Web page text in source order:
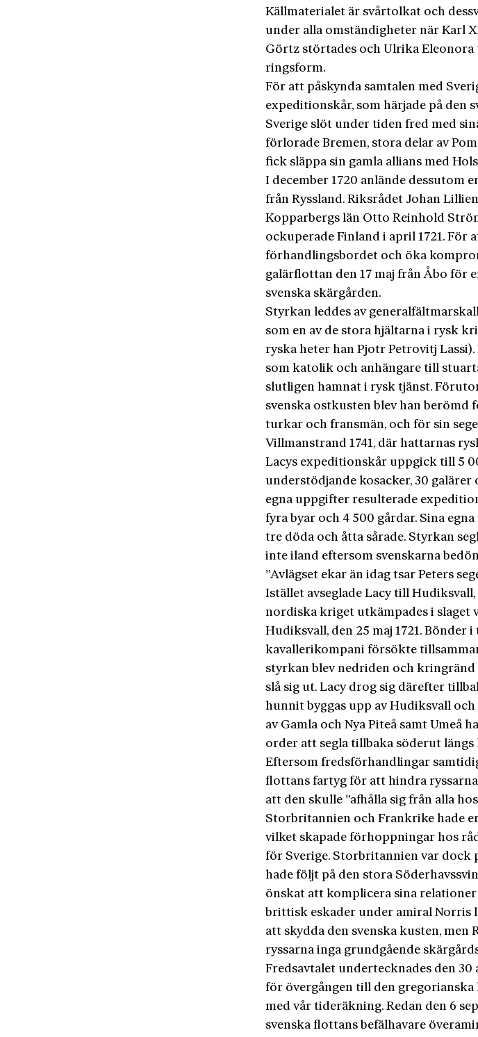
Källmaterialet är svårtolkat och
under alla omständigheter när Karl
Görtz störtades och Ulrika
ringsform.
För att påskynda samtalen med
expeditionskår, som härjade på den
Sverige slöt under tiden fred med
förlorade Bremen, stora delar av
fick släppa sin gamla allians med
I december 1720 anlände dessutom
från Ryssland. Riksrådet Johan
Kopparbergs län Otto Reinhold
ockuperade Finland i april 1721. För
förhandlingsbordet och öka
galärflottan den 17 maj från Åbo för
svenska skärgården.
Styrkan leddes av
som en av de stora hjältarna i rysk
ryska heter han Pjotr Petrovitj
som katolik och anhängare till
slutligen hamnat i rysk tjänst.
svenska ostkusten blev han berömd
turkar och fransmän, och för sin
Villmanstrand 1741, där hattarnas
Lacys expeditionskår uppgick till 5
understödjande kosacker, 30 galärer
egna uppgifter resulterade
fyra byar och 4 500 gårdar. Sina
tre döda och åtta sårade. Styrkan
inte iland eftersom svenskarna
”Avlägset ekar än idag tsar Peters
Istället avseglade Lacy till
nordiska kriget utkämpades i slaget
Hudiksvall, den 25 maj 1721. Bönder
kavallerikompani försökte
styrkan blev nedriden och kringränd
slå sig ut. Lacy drog sig därefter
hunnit byggas upp av Hudiksvall och
av Gamla och Nya Piteå samt Umeå
order att segla tillbaka söderut
Eftersom fredsförhandlingar
flottans fartyg för att hindra
att den skulle ”afhålla sig från alla
Storbritannien och Frankrike hade
vilket skapade förhoppningar hos
för Sverige. Storbritannien var dock
hade följt på den stora
önskat att komplicera sina
brittisk eskader under amiral Norris
att skydda den svenska kusten, men
ryssarna inga grundgående
Fredsavtalet undertecknades den
för övergången till den
med vår tideräkning. Redan den 6
svenska flottans befälhavare